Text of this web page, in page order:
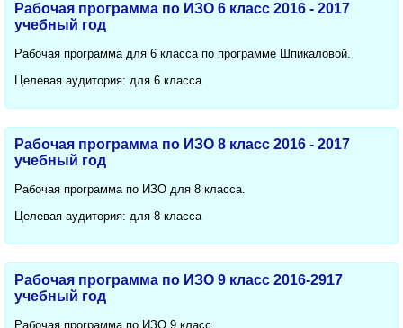
Рабочая программа по ИЗО 6 класс 2016 - 2017
учебный год
Рабочая программа для 6 класса по программе Шпикаловой.
Целевая аудитория: для 6 класса
Рабочая программа по ИЗО 8 класс 2016 - 2017
учебный год
Рабочая программа по ИЗО для 8 класса.
Целевая аудитория: для 8 класса
Рабочая программа по ИЗО 9 класс 2016-2917
учебный год
Рабочая программа по ИЗО 9 класс